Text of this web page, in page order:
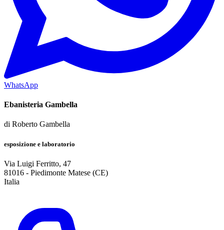
WhatsApp
Ebanisteria Gambella
di Roberto Gambella
esposizione e laboratorio
Via Luigi Ferritto, 47
81016 - Piedimonte Matese (CE)
Italia